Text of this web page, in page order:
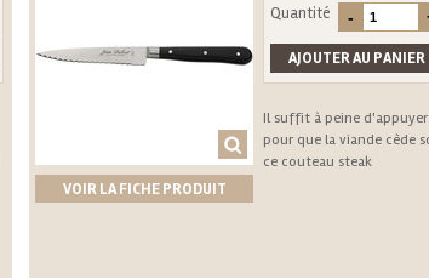
VOIR LA FICHE PRODUIT
Quantité
Il suffit à peine d'appuyer
pour que la viande cède
ce couteau steak